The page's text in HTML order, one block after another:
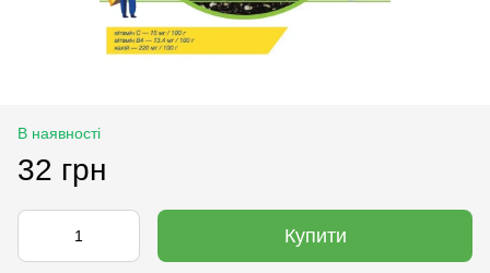
В наявності
32 грн
Купити